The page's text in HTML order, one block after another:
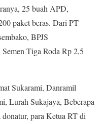
25 buah APD,
paket beras. Dari PT
BPJS
Tiga Roda Rp 2,5
Sukarami, Danramil
Lurah Sukajaya, Beberapa
para Ketua RT di